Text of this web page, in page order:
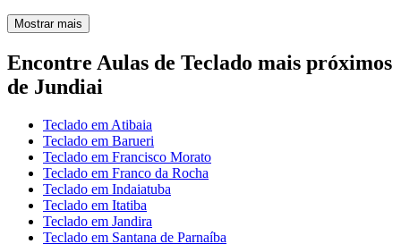
Mostrar mais
Encontre Aulas de Teclado mais próximos
de Jundiai
Teclado em Atibaia
Teclado em Barueri
Teclado em Francisco Morato
Teclado em Franco da Rocha
Teclado em Indaiatuba
Teclado em Itatiba
Teclado em Jandira
Teclado em Santana de Parnaíba